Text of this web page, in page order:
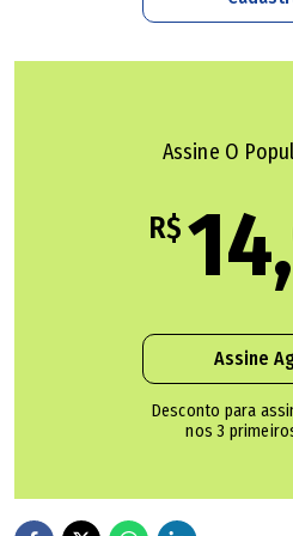
Produtora Camila Nunes, do festival de
O Lanterna Mágica já passou
uma sala comercial. "As
Assine O
R$
Assine
Desconto para
nos 3